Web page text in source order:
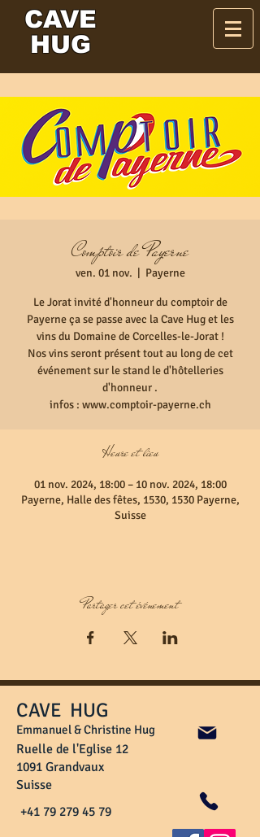
CAVE
HUG
Comptoir de Payerne
ven. 01 nov. Payerne
Le Jorat invité d'honneur du comptoir de
Payerne ça se passe avec la Cave Hug et les
vins du Domaine de Corcelles-le-Jorat !
Nos vins seront présent tout au long de cet
événement sur le stand le d'hôtelleries
d'honneur .
infos : www.comptoir-payerne.ch
Heure et lieu
01 nov. 2024, 18:00 – 10 nov. 2024, 18:00
Payerne, Halle des fêtes, 1530, 1530 Payerne,
Suisse
Partager cet événement
CAVE HUG
Emmanuel & Christine Hug
Ruelle de l'Eglise 12
1091 Grandvaux
Suisse
+41 79 279 45 79